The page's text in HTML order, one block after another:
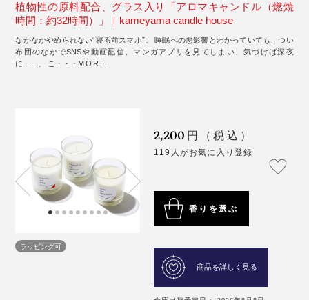
植物性の原料配合、グラス入り「アロマキャンドル（燃焼
時間：約32時間）」｜kameyama candle house
なかなかやめられない“寝る前スマホ”。 睡眠への悪影響とわかっていても、つい
布団のなかでSNSや動画配信、マンガアプリを見てしまい、気づけば深夜
に……。 こ・・・ MORE
ラッピング可
2,200 円（税込）
119人がお気に入り登録
香りを選ぶ
商品を詳しく見る